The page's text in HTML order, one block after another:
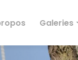
Galeries
Taille et